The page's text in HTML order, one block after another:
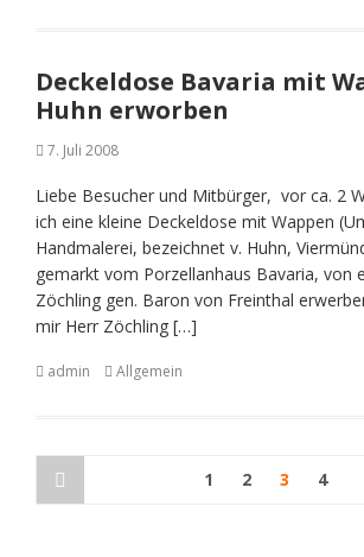
Deckeldose Bavaria mit
Huhn erworben
7. Juli 2008
Liebe Besucher und Mitbürger, vor ca. 2
ich eine kleine Deckeldose mit Wappen
Handmalerei, bezeichnet v. Huhn,
gemarkt vom Porzellanhaus Bavaria, von
Zöchling gen. Baron von Freinthal
mir Herr Zöchling […]
admin Allgemein
Seitennummerierung
der
1 2 3 4